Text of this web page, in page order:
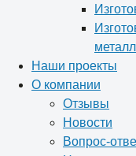
Наши проекты
О компании
Отзывы
Новости
Вопрос-